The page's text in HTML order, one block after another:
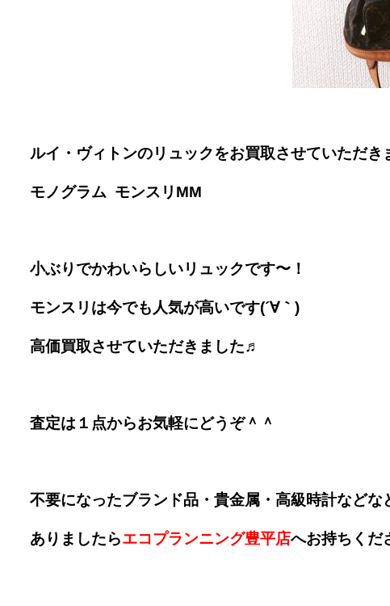
ルイ・ヴィトンのリュックをお買取させていただ
モノグラム モンスリMM
小ぶりでかわいらしいリュックです〜！
モンスリは今でも人気が高いです(´∀｀)
高価買取させていただきました♬
査定は１点からお気軽にどうぞ＾＾
不要になったブランド品・貴金属・高級時計などな
ありましたらエコプランニング豊平店へお持ちく